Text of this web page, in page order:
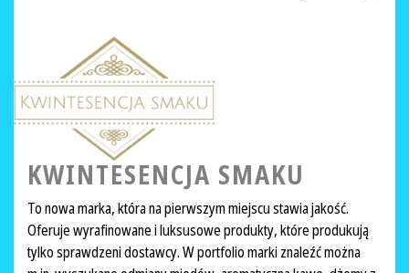
KWINTESENCJA SMAKU
To nowa marka, która na pierwszym miejscu stawia jakość.
Oferuje wyrafinowane i luksusowe produkty, które produkują
tylko sprawdzeni dostawcy. W portfolio marki znaleźć można